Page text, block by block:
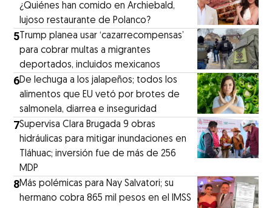
¿Quiénes han comido en Archiebald,
lujoso restaurante de Polanco?
5 Trump planea usar ‘cazarrecompensas’
para cobrar multas a migrantes
deportados, incluidos mexicanos
6De lechuga a los jalapeños; todos los
alimentos que EU vetó por brotes de
salmonela, diarrea e inseguridad
7Supervisa Clara Brugada 9 obras
hidráulicas para mitigar inundaciones en
Tláhuac; inversión fue de más de 256
MDP
8Más polémicas para Nay Salvatori; su
hermano cobra 865 mil pesos en el IMSS